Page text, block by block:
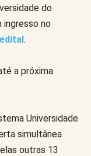
do
ingresso no
.
a próxima
Universidade
simultânea
outras 13